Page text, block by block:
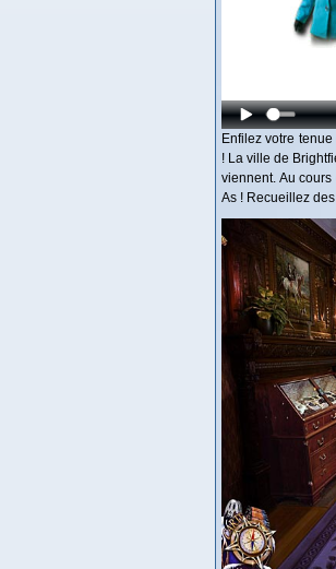
Enfilez votre
! La ville de
viennent. Au
As ! Recueillez